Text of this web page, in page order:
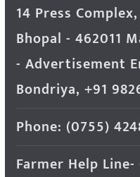
14 Press
Bhopal - 462011
- Advertisement
Bondriya, +91
Phone: (0755)
Farmer Help Line-